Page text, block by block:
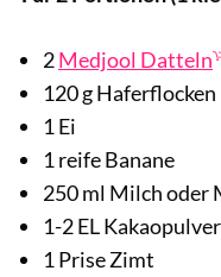
2Medjool Datteln
120 g Haferflocken
1 Ei
1 reife Banane
250 ml Milch
1-2 EL Kakaopulver
1 Prise Zimt